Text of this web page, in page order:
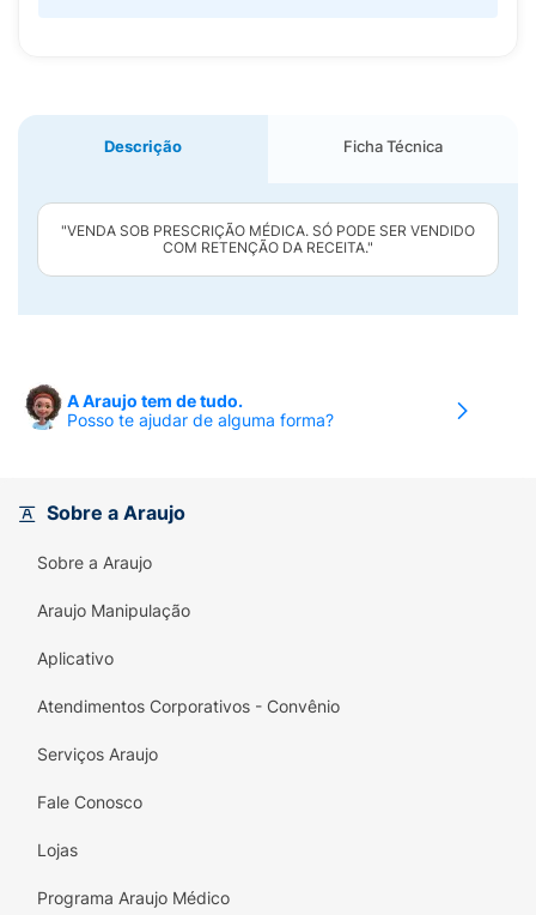
Descrição Ficha Técnica
"VENDA SOB PRESCRIÇÃO MÉDICA. SÓ PODE SER VENDIDO
COM RETENÇÃO DA RECEITA."
A Araujo tem de tudo.
Posso te ajudar de alguma forma?
Sobre a Araujo
Sobre a Araujo
Araujo Manipulação
Aplicativo
Atendimentos Corporativos - Convênio
Serviços Araujo
Fale Conosco
Lojas
Programa Araujo Médico